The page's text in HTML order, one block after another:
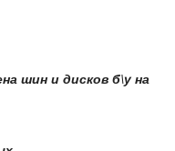
шин и дисков б\у на